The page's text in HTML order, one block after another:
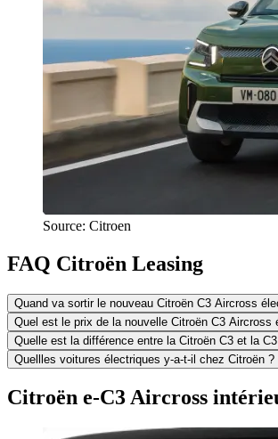
Source: Citroen
FAQ Citroën Leasing
Quel est le prix de la nouvelle Citroën C3 Aircross
Quelle est la différence entre la Citroën C3 et la
Quellles voitures électriques y-a-t-il chez Citroën ?
Citroën e-C3 Aircross